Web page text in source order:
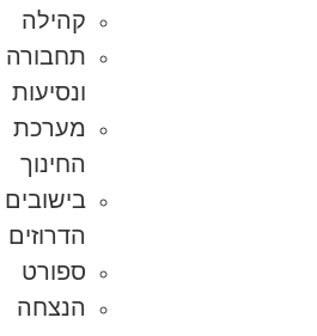
קהילה
תחבורה
ונסיעות
מערכת
החינוך
בישובים
הדרוזים
ספורט
הנצחה